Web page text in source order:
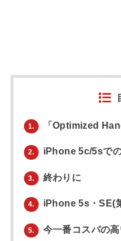
1. 「Optimized
2. iPhone 5c/5sで
3. 終わりに
4. iPhone 5s・SE(
5. 今一番コスパの